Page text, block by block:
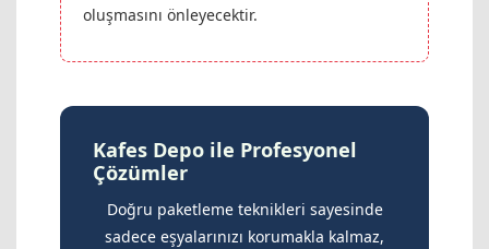
oluşmasını önleyecektir.
Kafes Depo ile Profesyonel
Çözümler
Doğru paketleme teknikleri sayesinde
sadece eşyalarınızı korumakla kalmaz,